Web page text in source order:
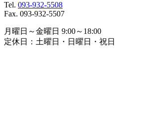
Tel. 093-932-5508
Fax. 093-932-5507
月曜日～金曜日 9:00～18:00
定休日：土曜日・日曜日・祝日